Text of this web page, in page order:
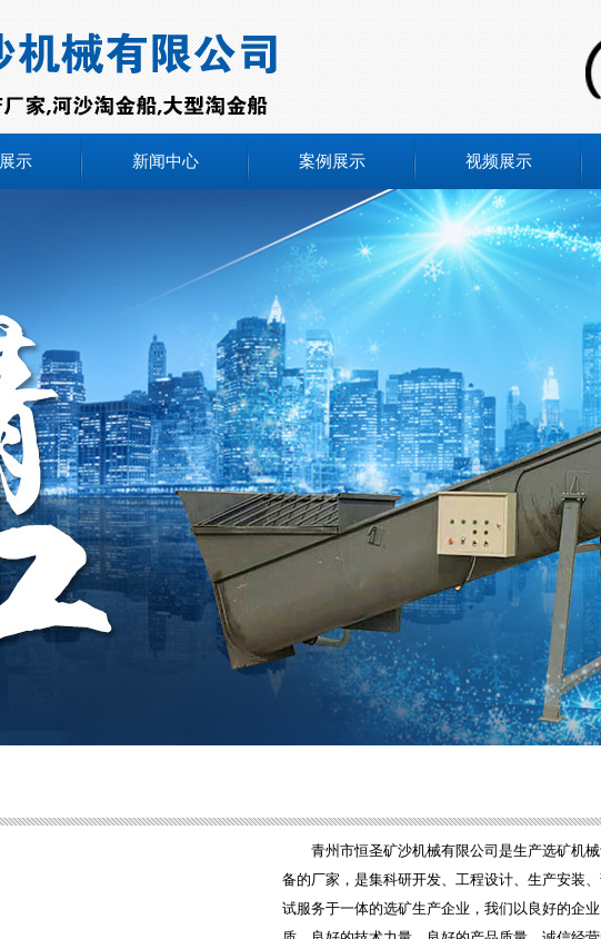
示 新闻中心 案例展示 视频展示
青州市恒圣矿沙机械有限公司是生产选矿机
备的厂家，是集科研开发、工程设计、生产安装、
试服务于一体的选矿生产企业，我们以良好的企